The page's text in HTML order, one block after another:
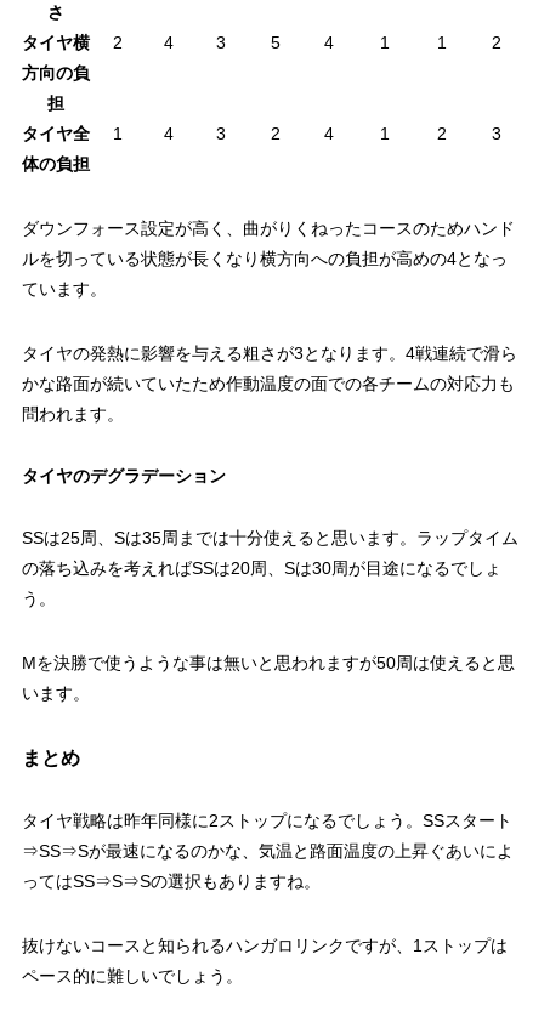
さ
タイヤ横
方向の負
担
2 4 3 5 4 1 1 2
タイヤ全
体の負担
1 4 3 2 4 1 2 3
ダウンフォース設定が高く、曲がりくねったコースのためハンド
ルを切っている状態が長くなり横方向への負担が高めの4となっ
ています。
タイヤの発熱に影響を与える粗さが3となります。4戦連続で滑ら
かな路面が続いていたため作動温度の面での各チームの対応力も
問われます。
タイヤのデグラデーション
SSは25周、Sは35周までは十分使えると思います。ラップタイム
の落ち込みを考えればSSは20周、Sは30周が目途になるでしょ
う。
Mを決勝で使うような事は無いと思われますが50周は使えると思
います。
まとめ
タイヤ戦略は昨年同様に2ストップになるでしょう。SSスタート
⇒SS⇒Sが最速になるのかな、気温と路面温度の上昇ぐあいによ
ってはSS⇒S⇒Sの選択もありますね。
抜けないコースと知られるハンガロリンクですが、1ストップは
ペース的に難しいでしょう。